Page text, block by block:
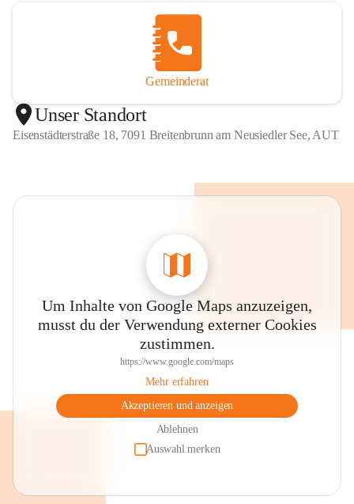
Gemeinderat
Unser Standort
Eisenstädterstraße 18, 7091 Breitenbrunn am Neusiedler See, AUT
Um Inhalte von Google Maps anzuzeigen,
musst du der Verwendung externer Cookies
zustimmen.
https://www.google.com/maps
Mehr erfahren
Akzeptieren und anzeigen
Ablehnen
Auswahl merken